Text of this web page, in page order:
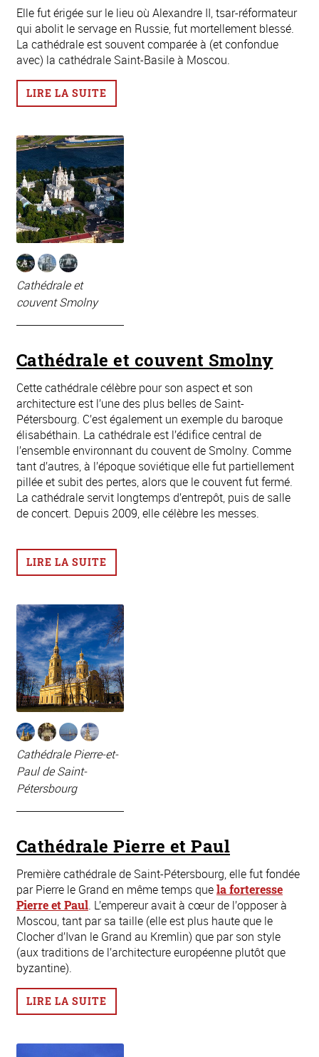
Elle fut érigée sur le lieu où Alexandre II, tsar-réformateur
qui abolit le servage en Russie, fut mortellement blessé.
La cathédrale est souvent comparée à (et confondue
avec) la cathédrale Saint-Basile à Moscou.
LIRE LA SUITE
Cathédrale et
couvent Smolny
Cathédrale et couvent Smolny
Cette cathédrale célèbre pour son aspect et son
architecture est l’une des plus belles de Saint-
Pétersbourg. C’est également un exemple du baroque
élisabéthain. La cathédrale est l’édifice central de
l’ensemble environnant du couvent de Smolny. Comme
tant d’autres, à l’époque soviétique elle fut partiellement
pillée et subit des pertes, alors que le couvent fut fermé.
La cathédrale servit longtemps d’entrepôt, puis de salle
de concert. Depuis 2009, elle célèbre les messes.
LIRE LA SUITE
Cathédrale Pierre-et-
Paul de Saint-
Pétersbourg
Cathédrale Pierre et Paul
Première cathédrale de Saint-Pétersbourg, elle fut fondée
par Pierre le Grand en même temps quela forteresse
Pierre et Paul. L’empereur avait à cœur de l’opposer à
Moscou, tant par sa taille (elle est plus haute que le
Clocher d’Ivan le Grand au Kremlin) que par son style
(aux traditions de l’architecture européenne plutôt que
byzantine).
LIRE LA SUITE